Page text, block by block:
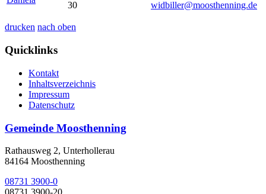
30
widbiller@moosthenning.de
drucken nach oben
Quicklinks
Kontakt
Inhaltsverzeichnis
Impressum
Datenschutz
Gemeinde Moosthenning
Rathausweg 2, Unterhollerau
84164 Moosthenning
08731 3900-0